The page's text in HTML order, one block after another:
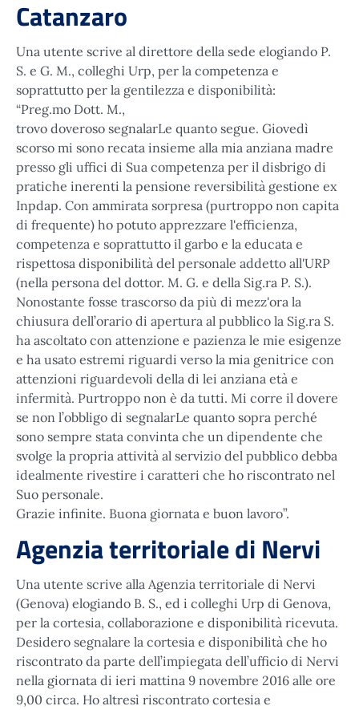
Catanzaro
Una utente scrive al direttore della sede elogiando P.
S. e G. M., colleghi Urp, per la competenza e
soprattutto per la gentilezza e disponibilità:
“Preg.mo Dott. M.,
trovo doveroso segnalarLe quanto segue. Giovedì
scorso mi sono recata insieme alla mia anziana madre
presso gli uffici di Sua competenza per il disbrigo di
pratiche inerenti la pensione reversibilità gestione ex
Inpdap. Con ammirata sorpresa (purtroppo non capita
di frequente) ho potuto apprezzare l'efficienza,
competenza e soprattutto il garbo e la educata e
rispettosa disponibilità del personale addetto all'URP
(nella persona del dottor. M. G. e della Sig.ra P. S.).
Nonostante fosse trascorso da più di mezz'ora la
chiusura dell’orario di apertura al pubblico la Sig.ra S.
ha ascoltato con attenzione e pazienza le mie esigenze
e ha usato estremi riguardi verso la mia genitrice con
attenzioni riguardevoli della di lei anziana età e
infermità. Purtroppo non è da tutti. Mi corre il dovere
se non l’obbligo di segnalarLe quanto sopra perché
sono sempre stata convinta che un dipendente che
svolge la propria attività al servizio del pubblico debba
idealmente rivestire i caratteri che ho riscontrato nel
Suo personale.
Grazie infinite. Buona giornata e buon lavoro”.
Agenzia territoriale di Nervi
Una utente scrive alla Agenzia territoriale di Nervi
(Genova) elogiando B. S., ed i colleghi Urp di Genova,
per la cortesia, collaborazione e disponibilità ricevuta.
Desidero segnalare la cortesia e disponibilità che ho
riscontrato da parte dell’impiegata dell’ufficio di Nervi
nella giornata di ieri mattina 9 novembre 2016 alle ore
9,00 circa. Ho altresì riscontrato cortesia e